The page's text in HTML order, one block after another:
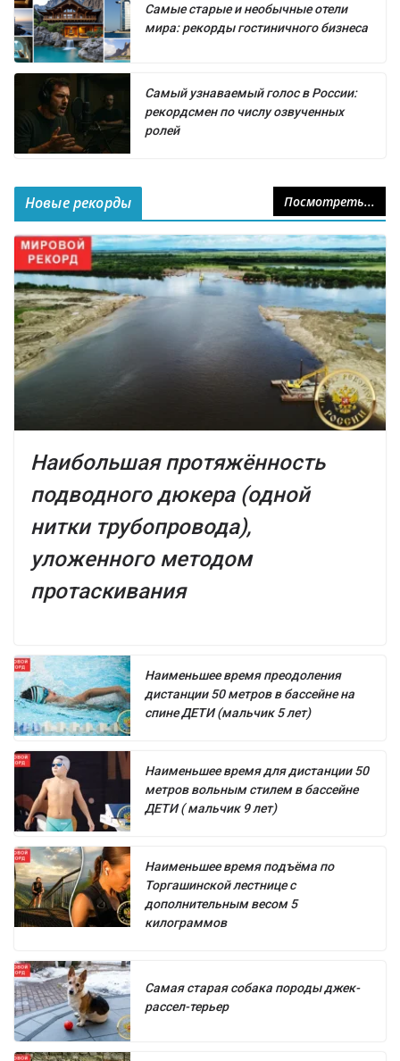
Самые старые и необычные отели
мира: рекорды гостиничного бизнеса
Самый узнаваемый голос в России:
рекордсмен по числу озвученных
ролей
Новые рекорды Посмотреть...
Наибольшая протяжённость
подводного дюкера (одной
нитки трубопровода),
уложенного методом
протаскивания
Наименьшее время преодоления
дистанции 50 метров в бассейне на
спине ДЕТИ (мальчик 5 лет)
Наименьшее время для дистанции 50
метров вольным стилем в бассейне
ДЕТИ ( мальчик 9 лет)
Наименьшее время подъёма по
Торгашинской лестнице с
дополнительным весом 5
килограммов
Самая старая собака породы джек-
рассел-терьер